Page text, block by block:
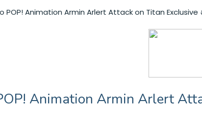
POP! Animation Armin Arlert Attack on Titan Exclusive
Animation Armin Arlert